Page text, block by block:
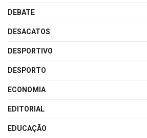
DEBATE
DESACATOS
DESPORTIVO
DESPORTO
ECONOMIA
EDITORIAL
EDUCAÇÃO